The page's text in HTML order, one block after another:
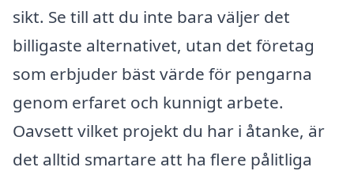
sikt. Se till att du inte bara väljer det
billigaste alternativet, utan det företag
som erbjuder bäst värde för pengarna
genom erfaret och kunnigt arbete.
Oavsett vilket projekt du har i åtanke, är
det alltid smartare att ha flere pålitliga